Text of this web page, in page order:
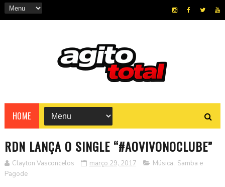
HOME
RDN LANÇA O SINGLE “#AOVIVONOCLUBE”
Clayton Vasconcelos março 29, 2017 Música, Samba e
Pagode